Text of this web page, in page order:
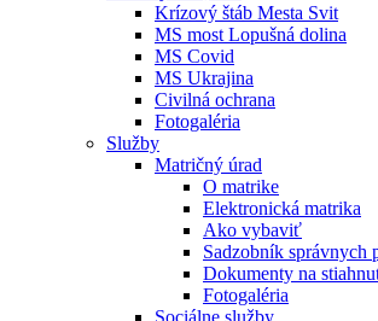
Krízový štáb Mesta Svit
MS most Lopušná dolina
MS Covid
MS Ukrajina
Civilná ochrana
Fotogaléria
Služby
Matričný úrad
O matrike
Elektronická matrika
Ako vybaviť
Sadzobník správnych
Dokumenty na
Fotogaléria
Sociálne služby